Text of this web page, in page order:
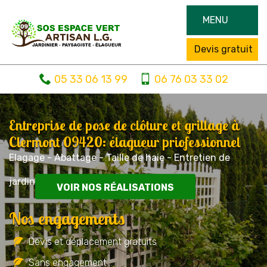
MENU
Devis gratuit
05 33 06 13 99 06 76 03 33 02
Entreprise de pose de clôture et grillage à
Clermont 09420: élagueur priofessionnel
Elagage - Abattage - Taille de haie - Entretien de
jardin
VOIR NOS RÉALISATIONS
Nos engagements
Devis et déplacement gratuits
Sans engagement